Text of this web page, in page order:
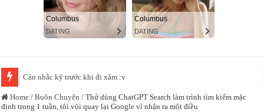
Cân nhắc kỹ trước khi đi xăm :v
Home / Buôn Chuyện / Thử dùng ChatGPT Search làm trình tìm kiếm mặc
định trong 1 tuần, tôi vội quay lại Google vì nhận ra một điều